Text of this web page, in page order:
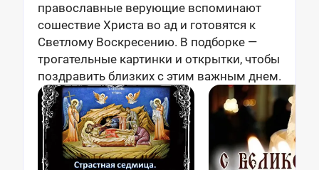
православные верующие вспоминают
сошествие Христа во ад и готовятся к
Светлому Воскресению. В подборке —
трогательные картинки и открытки, чтобы
поздравить близких с этим важным днем.